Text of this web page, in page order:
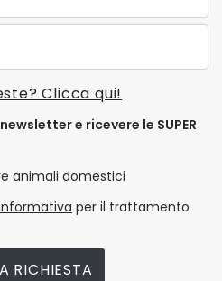
Clicca qui!
e ricevere le SUPER
animali domestici
per il trattamento
RICHIESTA